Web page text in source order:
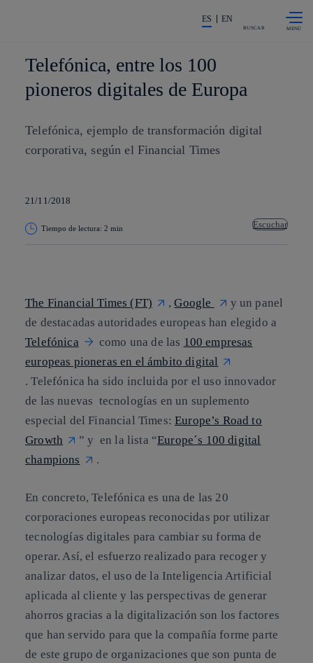
La acción en accionistas e
ES EN
BUSCAR
Telefónica, entre los 100
pioneros digitales de Europa
Telefónica, ejemplo de transformación digital
corporativa, según el Financial Times
21/11/2018
Tiempo de lectura: 2 min Escuchar
The Financial Times (FT) ,Google
y un panel
de destacadas autoridades europeas han elegido a
Telefónica
como una de las 100 empresas
europeas pioneras en el ámbito digital
. Telefónica ha sido incluida por el uso innovador
de las nuevas tecnologías en un suplemento
especial del Financial Times:Europe’s Road to
Growth
” y en la lista “Europe´s 100 digital
champions
.
En concreto, Telefónica es una de las 20
corporaciones europeas reconocidas por utilizar
tecnologías digitales para cambiar su forma de
operar. Así, el esfuerzo realizado para recoger y
analizar datos, el uso de la Inteligencia Artificial
aplicada al cliente y las perspectivas de generar
ahorros gracias a la digitalización son los factores
que han servido para que la compañía forme parte
de este grupo de organizaciones que son punta de